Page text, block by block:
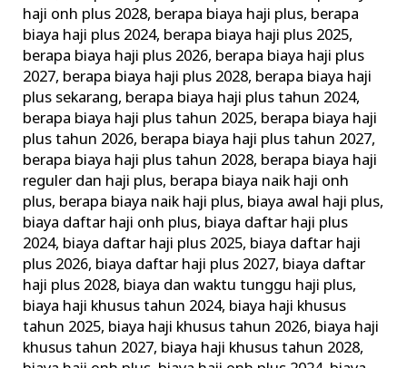
haji onh plus 2028, berapa biaya haji plus, berapa
biaya haji plus 2024, berapa biaya haji plus 2025,
berapa biaya haji plus 2026, berapa biaya haji plus
2027, berapa biaya haji plus 2028, berapa biaya haji
plus sekarang, berapa biaya haji plus tahun 2024,
berapa biaya haji plus tahun 2025, berapa biaya haji
plus tahun 2026, berapa biaya haji plus tahun 2027,
berapa biaya haji plus tahun 2028, berapa biaya haji
reguler dan haji plus, berapa biaya naik haji onh
plus, berapa biaya naik haji plus, biaya awal haji plus,
biaya daftar haji onh plus, biaya daftar haji plus
2024, biaya daftar haji plus 2025, biaya daftar haji
plus 2026, biaya daftar haji plus 2027, biaya daftar
haji plus 2028, biaya dan waktu tunggu haji plus,
biaya haji khusus tahun 2024, biaya haji khusus
tahun 2025, biaya haji khusus tahun 2026, biaya haji
khusus tahun 2027, biaya haji khusus tahun 2028,
Pelayanan
Terbaik